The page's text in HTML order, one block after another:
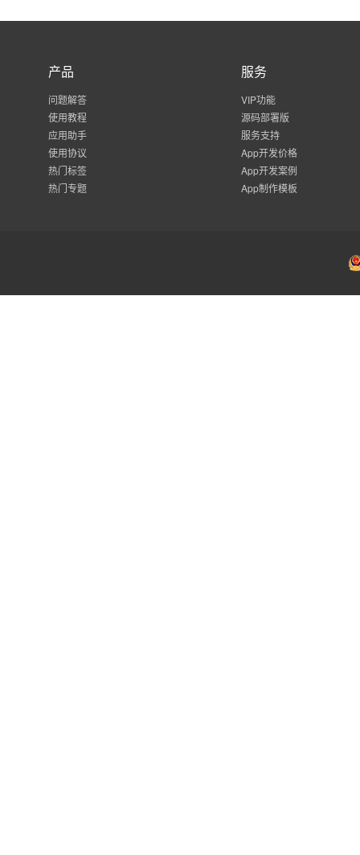
产品
问题解答
使用教程
应用助手
使用协议
热门标签
热门专题
服务
VIP功能
源码部署版
服务支持
App开发价格
App开发案例
App制作模板